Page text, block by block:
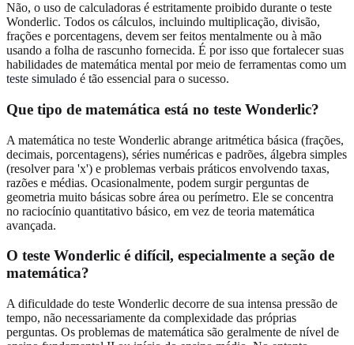
Não, o uso de calculadoras é estritamente proibido durante o teste
Wonderlic. Todos os cálculos, incluindo multiplicação, divisão,
frações e porcentagens, devem ser feitos mentalmente ou à mão
usando a folha de rascunho fornecida. É por isso que fortalecer suas
habilidades de matemática mental por meio de ferramentas como um
teste simulado é tão essencial para o sucesso.
Que tipo de matemática está no teste Wonderlic?
A matemática no teste Wonderlic abrange aritmética básica (frações,
decimais, porcentagens), séries numéricas e padrões, álgebra simples
(resolver para 'x') e problemas verbais práticos envolvendo taxas,
razões e médias. Ocasionalmente, podem surgir perguntas de
geometria muito básicas sobre área ou perímetro. Ele se concentra
no raciocínio quantitativo básico, em vez de teoria matemática
avançada.
O teste Wonderlic é difícil, especialmente a seção de
matemática?
A dificuldade do teste Wonderlic decorre de sua intensa pressão de
tempo, não necessariamente da complexidade das próprias
perguntas. Os problemas de matemática são geralmente de nível de